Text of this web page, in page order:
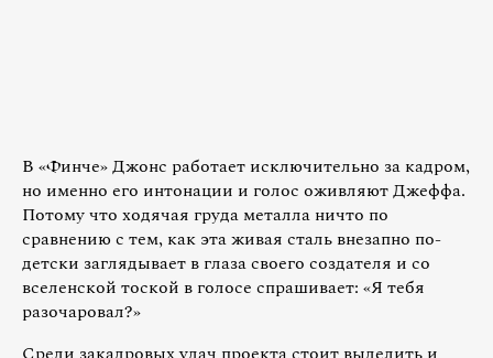
В «Финче» Джонс работает исключительно за кадром,
но именно его интонации и голос оживляют Джеффа.
Потому что ходячая груда металла ничто по
сравнению с тем, как эта живая сталь внезапно по-
детски заглядывает в глаза своего создателя и со
вселенской тоской в голосе спрашивает: «Я тебя
разочаровал?»